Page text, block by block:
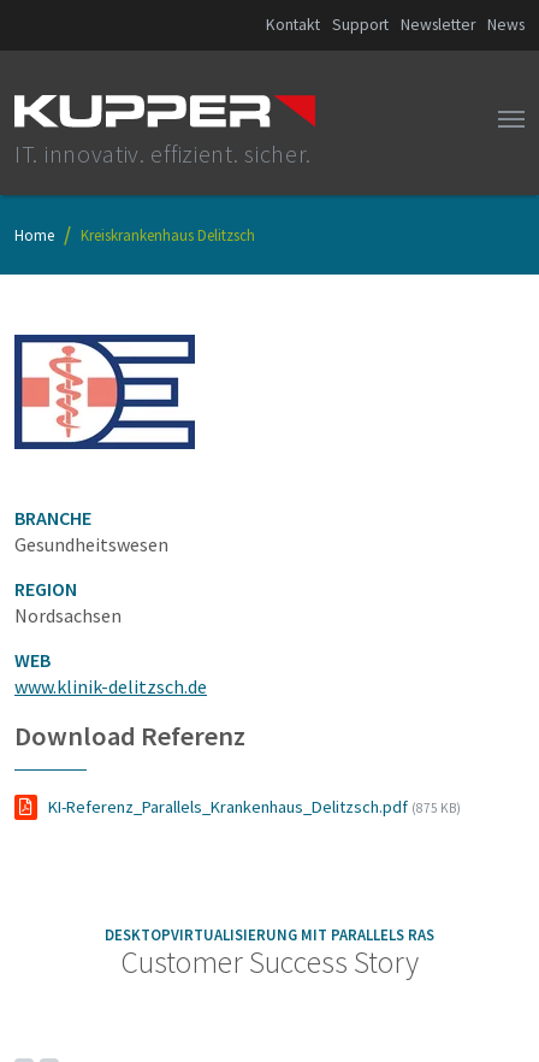
Kontakt Support Newsletter News
IT. innovativ. effizient. sicher.
Home Kreiskrankenhaus Delitzsch
BRANCHE
Gesundheitswesen
REGION
Nordsachsen
WEB
www.klinik-delitzsch.de
Download Referenz
KI-Referenz_Parallels_Krankenhaus_Delitzsch.pdf (875 KB)
DESKTOPVIRTUALISIERUNG MIT PARALLELS RAS
Customer Success Story